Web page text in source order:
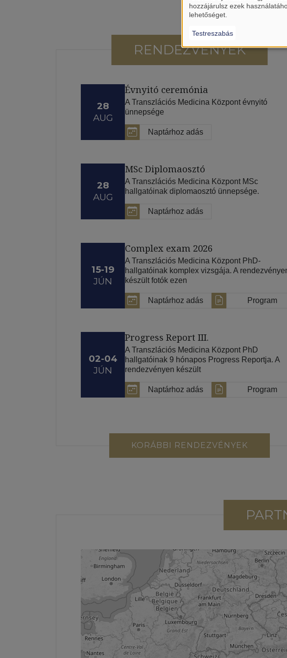
RENDEZVÉNYEK
28
AUG
Évnyitó ceremónia
A Transzlációs Medicina Központ évnyitó
ünnepsége
Naptárhoz adás
28
AUG
MSc Diplomaosztó
A Transzlációs Medicina Központ MSc
hallgatóinak diplomaosztó ünnepsége.
Naptárhoz adás
15-19
JÚN
Complex exam 2026
A Transzlációs Medicina Központ PhD-
hallgatóinak komplex vizsgája. A
készült fotók ezen
Naptárhoz adás Program
02-04
JÚN
Progress Report III.
A Transzlációs Medicina Központ PhD
hallgatóinak 9 hónapos Progress Reportja. A
rendezvényen készült
Naptárhoz adás Program
KORÁBBI RENDEZVÉNYEK
hozzájárulsz ezek
lehetőséget.
Testreszabás